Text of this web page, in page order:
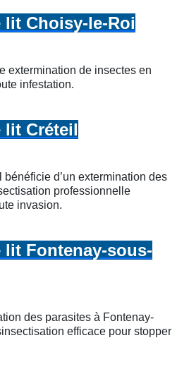
lit Choisy-le-Roi
extermination de insectes en
infestation.
lit Créteil
d’un extermination des
professionnelle
invasion.
lit Fontenay-sous-
des parasites à Fontenay-
efficace pour stopper